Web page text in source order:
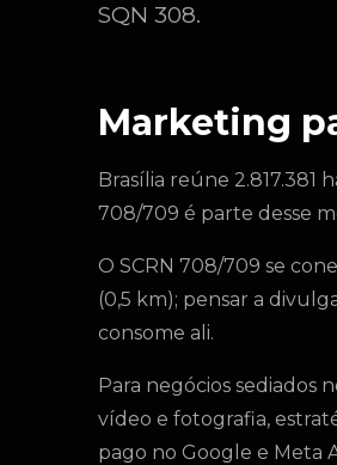
SQN 308.
Marketing
Brasília reúne 2.817.381
708/709 é parte desse
O SCRN 708/709 se
(0,5 km); pensar a
consome ali.
Para negócios sediados
vídeo e fotografia,
pago no Google e Meta